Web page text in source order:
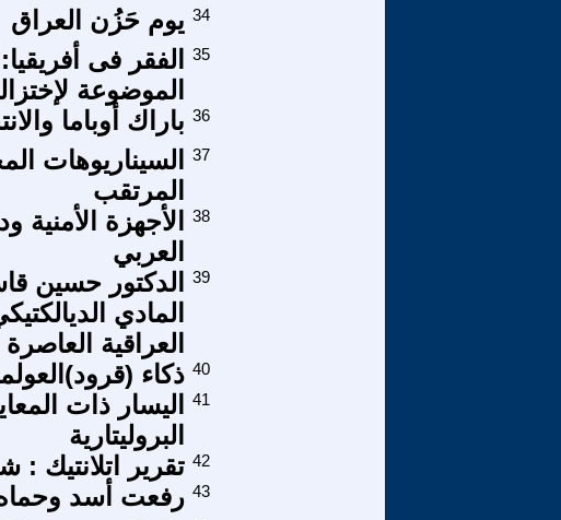
يوم حَزُن العراق 34
الفقر فى
الموضوعة
35
باراك أوباما 36
السيناريوهات
المرتقب
37
الأجهزة
العربي
38
المادي
العراقية العاصرة
39
ذكاء 40
اليسار ذات
البروليتارية
41
تقرير اتلانتيك 42
رفعت أسد وحماه 43